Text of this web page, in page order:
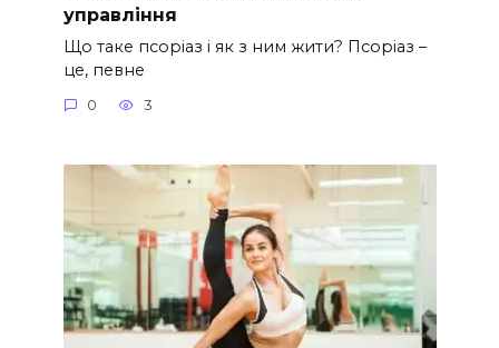
управління
Що таке псоріаз і як з ним жити? Псоріаз –
це, певне
0 3